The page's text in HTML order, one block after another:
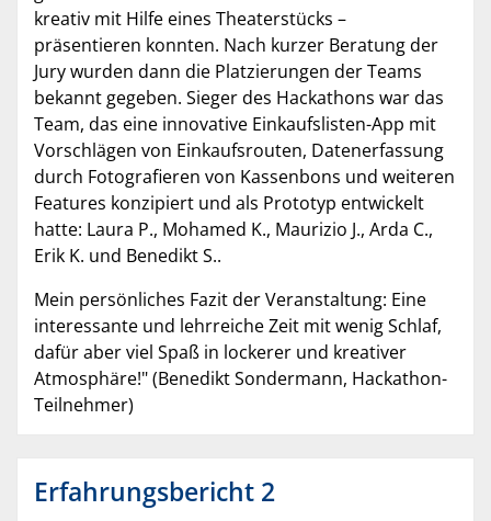
kreativ mit Hilfe eines Theaterstücks –
präsentieren konnten. Nach kurzer Beratung der
Jury wurden dann die Platzierungen der Teams
bekannt gegeben. Sieger des Hackathons war das
Team, das eine innovative Einkaufslisten-App mit
Vorschlägen von Einkaufsrouten, Datenerfassung
durch Fotografieren von Kassenbons und weiteren
Features konzipiert und als Prototyp entwickelt
hatte: Laura P., Mohamed K., Maurizio J., Arda C.,
Erik K. und Benedikt S..
Mein persönliches Fazit der Veranstaltung: Eine
interessante und lehrreiche Zeit mit wenig Schlaf,
dafür aber viel Spaß in lockerer und kreativer
Atmosphäre!" (Benedikt Sondermann, Hackathon-
Teilnehmer)
Erfahrungsbericht 2